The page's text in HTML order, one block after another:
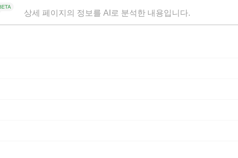
상세 페이지의 정보를 AI로 분석한 내용입니다.